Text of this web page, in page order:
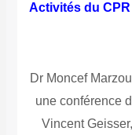
Activités du CPR
Dr Moncef
une conférence
Vincent